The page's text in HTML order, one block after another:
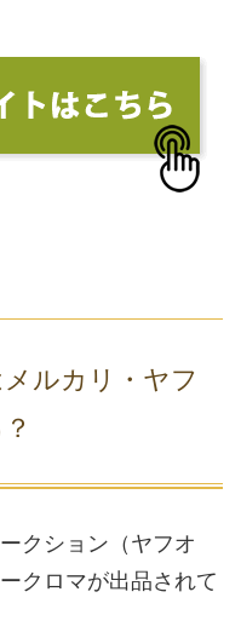
ルカリ・ヤフ
クション（ヤフオ
クロマが出品されて